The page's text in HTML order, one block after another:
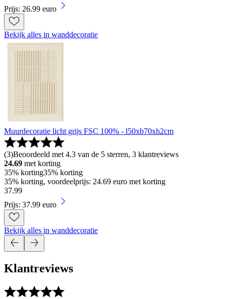
Prijs: 26.99 euro
Bekijk alles in wanddecoratie
Muurdecoratie licht grijs FSC 100% - l50xb70xh2cm
(3)Beoordeeld met 4.3 van de 5 sterren, 3 klantreviews
24.69 met korting
35% korting35% korting
35% korting, voordeelprijs: 24.69 euro met korting
37.99
Prijs: 37.99 euro
Bekijk alles in wanddecoratie
Klantreviews